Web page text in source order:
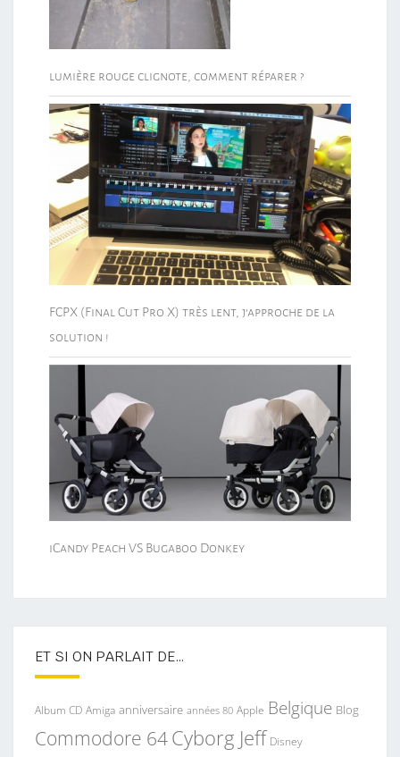
lumière rouge clignote, comment réparer ?
FCPX (Final Cut Pro X) très lent, j’approche de la
solution !
iCandy Peach VS Bugaboo Donkey
ET SI ON PARLAIT DE…
Album CD Amiga anniversaire années 80 Apple Belgique Blog
Commodore 64Cyborg Jeff Disney